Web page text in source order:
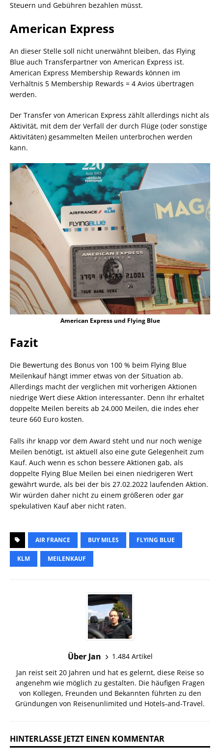
Steuern und Gebühren bezahlen müsst.
American Express
An dieser Stelle soll nicht unerwähnt bleiben, das Flying
Blue auch Transferpartner von American Express ist.
American Express Membership Rewards können im
Verhältnis 5 Membership Rewards = 4 Avios übertragen
werden.
Der Transfer von American Express zählt allerdings nicht als
Aktivität, mit dem der Verfall der durch Flüge (oder sonstige
Aktivitäten) gesammelten Meilen unterbrochen werden
kann.
American Express und Flying Blue
Fazit
Die Bewertung des Bonus von 100 % beim Flying Blue
Meilenkauf hängt immer etwas von der Situation ab.
Allerdings macht der verglichen mit vorherigen Aktionen
niedrige Wert diese Aktion interessanter. Denn Ihr erhaltet
doppelte Meilen bereits ab 24.000 Meilen, die indes eher
teure 660 Euro kosten.
Falls ihr knapp vor dem Award steht und nur noch wenige
Meilen benötigt, ist aktuell also eine gute Gelegenheit zum
Kauf. Auch wenn es schon bessere Aktionen gab, als
doppelte Flying Blue Meilen bei einen niedrigeren Wert
gewährt wurde, als bei der bis 27.02.2022 laufenden Aktion.
Wir würden daher nicht zu einem größeren oder gar
spekulativen Kauf aber nicht raten.
AIR FRANCE BUY MILES FLYING BLUE
KLM MEILENKAUF
Über Jan
1.484 Artikel
Jan reist seit 20 Jahren und hat es gelernt, diese Reise so
angenehm wie möglich zu gestalten. Die häufigen Fragen
von Kollegen, Freunden und Bekannten führten zu den
Gründungen von Reisenunlimited und Hotels-and-Travel.
HINTERLASSE JETZT EINEN KOMMENTAR